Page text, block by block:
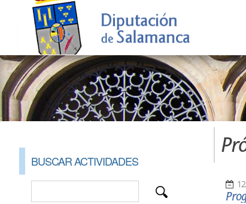
BUSCAR ACTIVIDADES